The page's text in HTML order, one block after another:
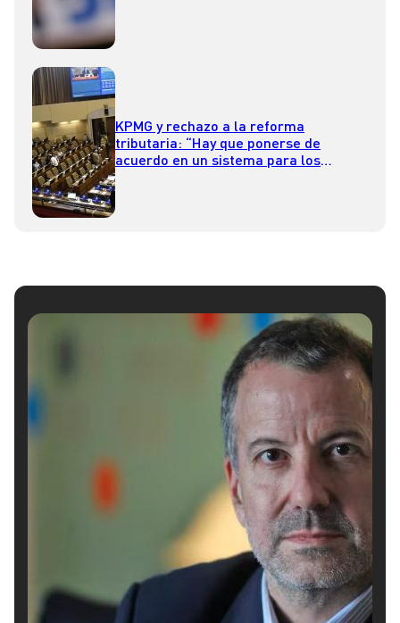
KPMG y rechazo a la reforma
tributaria: “Hay que ponerse de
acuerdo en un sistema para los